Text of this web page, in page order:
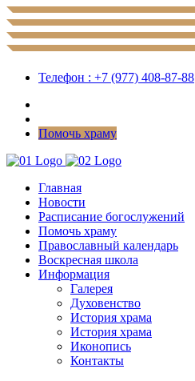
Телефон : +7 (977) 408-87-88
Помочь храму
Главная
Новости
Расписание богослужений
Помочь храму
Православный календарь
Воскресная школа
Информация
Галерея
Духовенство
История храма
История храма
Иконопись
Контакты